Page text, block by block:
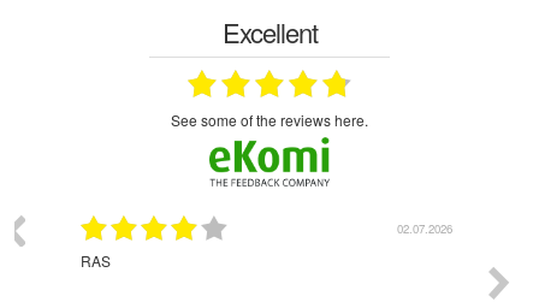
Excellent
see some of the reviews here.
02.07.2026
RAS